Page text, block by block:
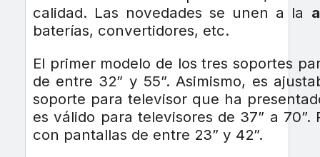
calidad. Las novedades se unen a la
baterías, convertidores, etc.
El primer modelo de los tres soportes
de entre 32” y 55”. Asimismo, es
soporte para televisor que ha
es válido para televisores de 37” a
con pantallas de entre 23” y 42”.